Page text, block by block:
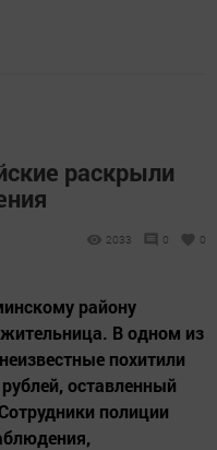
раскрыли
2033 0 0
району
В одном из
похитили
оставленный
полиции